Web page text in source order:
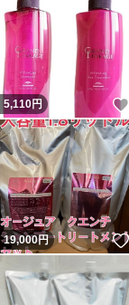
5,110円
19,000円